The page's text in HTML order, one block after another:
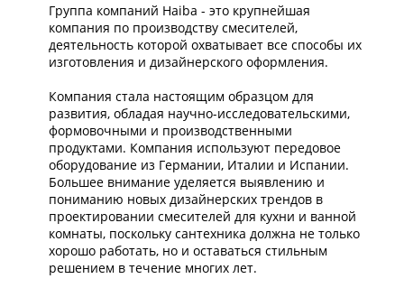
Группа компаний Haiba - это крупнейшая
компания по производству смесителей,
деятельность которой охватывает все способы их
изготовления и дизайнерского оформления.
Компания стала настоящим образцом для
развития, обладая научно-исследовательскими,
формовочными и производственными
продуктами. Компания используют передовое
оборудование из Германии, Италии и Испании.
Большее внимание уделяется выявлению и
пониманию новых дизайнерских трендов в
проектировании смесителей для кухни и ванной
комнаты, поскольку сантехника должна не только
хорошо работать, но и оставаться стильным
решением в течение многих лет.